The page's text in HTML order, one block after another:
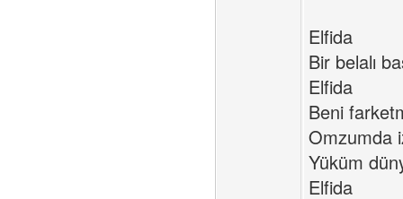
Elfida
Bir belalı
Elfida
Beni
Omzumda
Yüküm
Elfida